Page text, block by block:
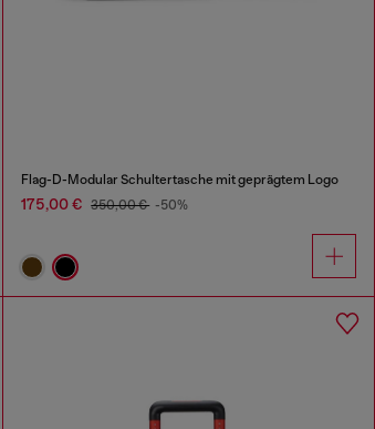
Flag-D-Modular Schultertasche mit geprägtem Logo
175,00 € 350,00 € -50%